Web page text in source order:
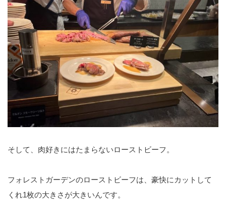
そして、肉好きにはたまらないローストビーフ。
フォレストガーデンのローストビーフは、豪快にカットして
くれ1枚の大きさが大きいんです。